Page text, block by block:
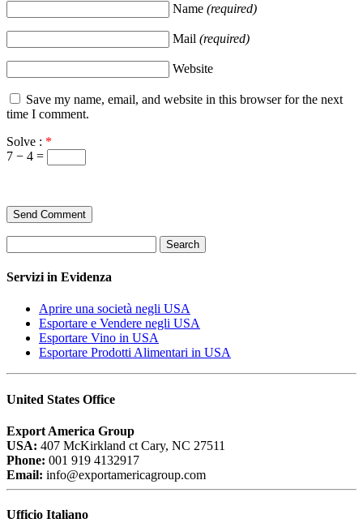
Name (required)
Mail (required)
Website
Save my name, email, and website in this browser for the next
time I comment.
Solve : *
7 − 4 =
Search
Servizi in Evidenza
Aprire una società negli USA
Esportare e Vendere negli USA
Esportare Vino in USA
Esportare Prodotti Alimentari in USA
United States Office
Export America Group
USA: 407 McKirkland ct Cary, NC 27511
Phone: 001 919 4132917
Email: info@exportamericagroup.com
Ufficio Italiano